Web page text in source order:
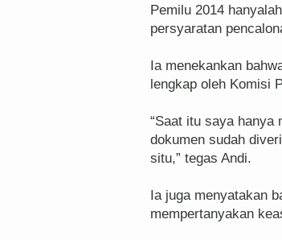
Pemilu 2014
persyaratan
Ia menekankan
lengkap oleh Komisi
“Saat itu saya hanya
dokumen sudah
situ,” tegas Andi.
Ia juga menyatakan
mempertanyakan